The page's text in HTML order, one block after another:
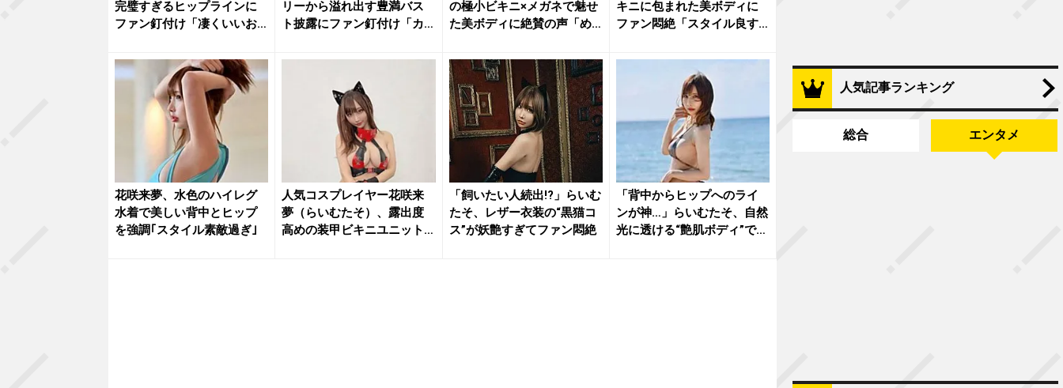
完璧すぎるヒップラインに
ファン釘付け「凄くいいお
リーから溢れ出す豊満バス
ト披露にファン釘付け「カ
の極小ビキニ×メガネで魅せ
た美ボディに絶賛の声「め
キニに包まれた美ボディに
ファン悶絶「スタイル良す
花咲来夢、水色のハイレグ
水着で美しい背中とヒップ
を強調｢スタイル素敵過ぎ｣
人気コスプレイヤー花咲来
夢（らいむたそ）、露出度
高めの装甲ビキニユニット
「飼いたい人続出!?」らいむ
たそ、レザー衣装の“黒猫コ
ス”が妖艶すぎてファン悶絶
「背中からヒップへのライ
ンが神…」らいむたそ、自然
光に透ける“艶肌ボディ”でフ
人気記事ランキング
総合 エンタメ